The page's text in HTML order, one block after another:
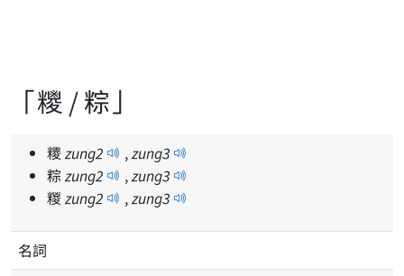
「糭 / 粽」
糭 zung2 ,zung3
粽zung2 ,zung3
糉zung2 ,zung3
名詞